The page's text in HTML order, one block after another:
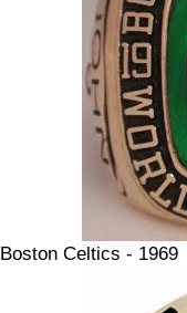
Boston Celtics - 1969